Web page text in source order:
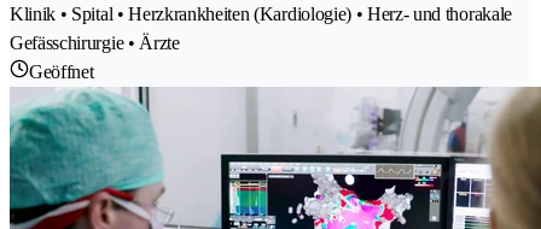
Klinik • Spital • Herzkrankheiten (Kardiologie) • Herz- und thorakale
Gefässchirurgie • Ärzte
Geöffnet